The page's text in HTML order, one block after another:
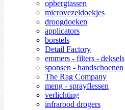
opbergtassen
microvezeldoekjes
droogdoeken
applicators
borstels
Detail Factory
emmers - filters - deksels
sponsen - handschoenen
The Rag Company
meng - sprayflessen
verlichting
infrarood drogers